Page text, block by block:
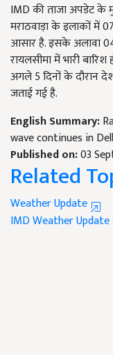
IMD की ताजा अपडेट के
मराठवाड़ा के इलाकों में
आसार है. इसके अलावा
रायलसीमा में भारी
अगले5 दिनों के दौरान
जताई गई है.
English Summary:
wave continues in
Published on:03
Related
Weather Update
IMDWeather Update